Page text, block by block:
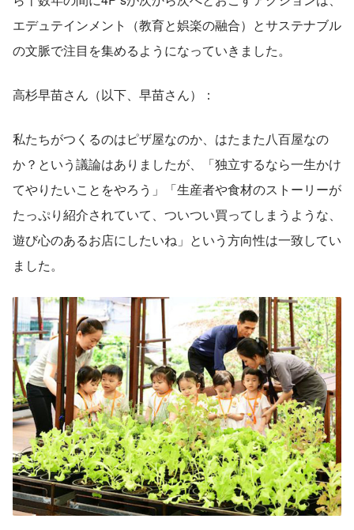
エデュテインメント（教育と娯楽の融合）とサステナブル
の文脈で注目を集めるようになっていきました。
高杉早苗さん（以下、早苗さん）：
私たちがつくるのはピザ屋なのか、はたまた八百屋なの
か？という議論はありましたが、「独立するなら一生かけ
てやりたいことをやろう」「生産者や食材のストーリーが
たっぷり紹介されていて、ついつい買ってしまうような、
遊び心のあるお店にしたいね」という方向性は一致してい
ました。